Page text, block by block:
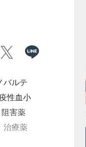
バルテ
性血小
害薬
治療薬